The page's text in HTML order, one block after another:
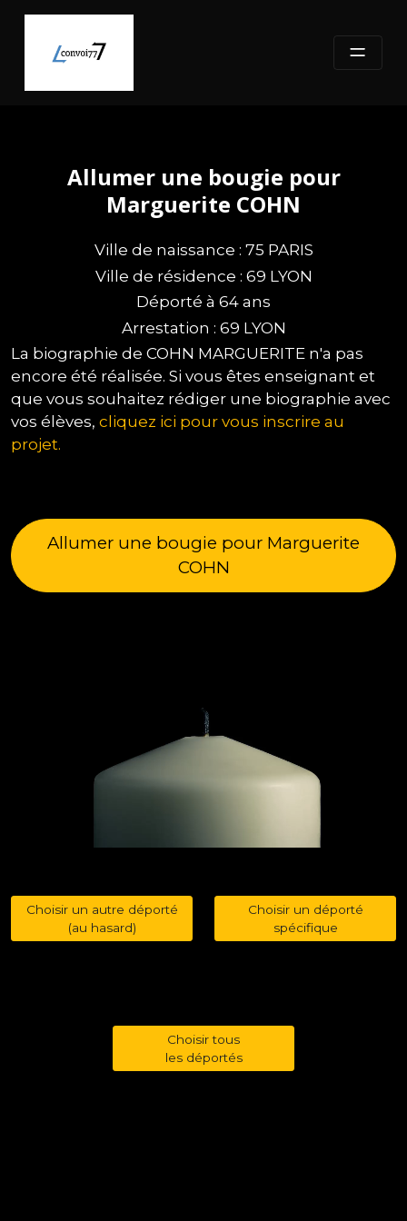
content
Allumer une bougie pour
Marguerite COHN
Ville de naissance : 75 PARIS
Ville de résidence : 69 LYON
Déporté à 64 ans
Arrestation : 69 LYON
La biographie de COHN MARGUERITE n'a pas
encore été réalisée. Si vous êtes enseignant et
que vous souhaitez rédiger une biographie avec
vos élèves, cliquez ici pour vous inscrire au
projet.
Allumer une bougie pour Marguerite
COHN
Choisir un autre déporté
(au hasard)
Choisir un déporté
spécifique
Choisir tous
les déportés